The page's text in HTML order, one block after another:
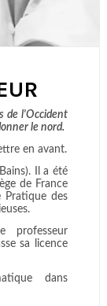
de l'Occident
le nord.
en avant.
Il a été
de France
Pratique des
professeur
sa licence
dans